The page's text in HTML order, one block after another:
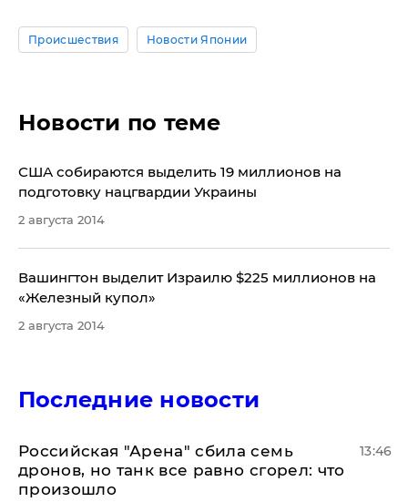
Происшествия Новости Японии
Новости по теме
США собираются выделить 19 миллионов на
подготовку нацгвардии Украины
2 августа 2014
​Вашингтон выделит Израилю $225 миллионов на
«Железный купол»
2 августа 2014
Последние новости
​Российская "Арена" сбила семь
дронов, но танк все равно сгорел: что
произошло
13:46